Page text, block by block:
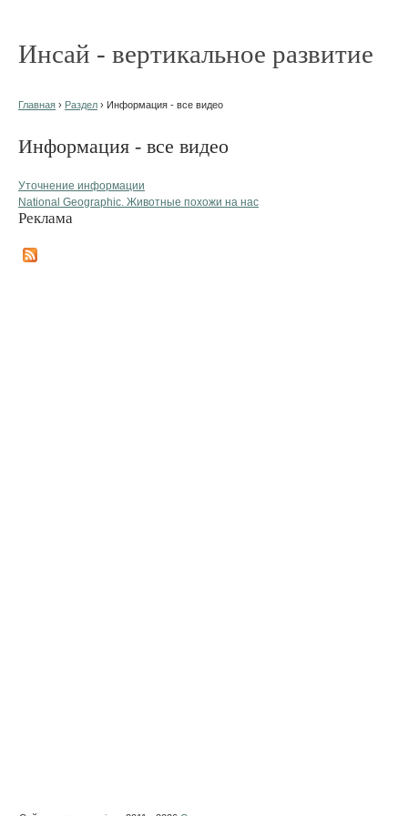
Инсай - вертикальное развитие
Главная › Раздел › Информация - все видео
Информация - все видео
Уточнение информации
National Geographic. Животные похожи на нас
Реклама